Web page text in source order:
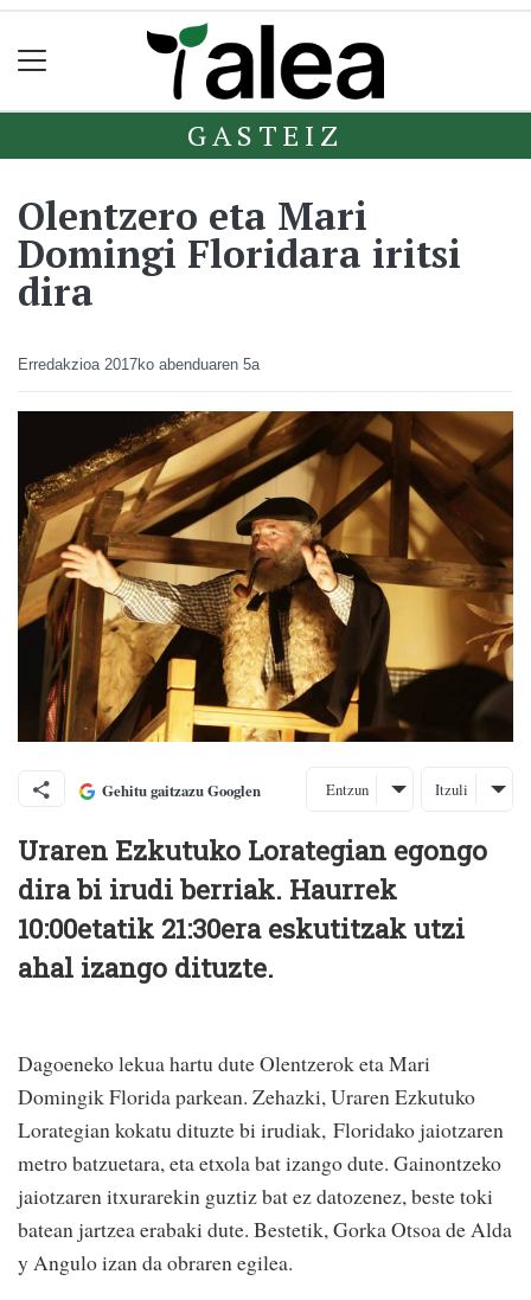
GASTEIZ
Olentzero eta Mari
Domingi Floridara iritsi
dira
Erredakzioa 2017ko abenduaren 5a
Gehitu gaitzazu Googlen Entzun Itzuli
Uraren Ezkutuko Lorategian egongo
dira bi irudi berriak. Haurrek
10:00etatik 21:30era eskutitzak utzi
ahal izango dituzte.
Dagoeneko lekua hartu dute Olentzerok eta Mari
Domingik Florida parkean. Zehazki, Uraren Ezkutuko
Lorategian kokatu dituzte bi irudiak, Floridako jaiotzaren
metro batzuetara, eta etxola bat izango dute. Gainontzeko
jaiotzaren itxurarekin guztiz bat ez datozenez, beste toki
batean jartzea erabaki dute. Bestetik, Gorka Otsoa de Alda
y Angulo izan da obraren egilea.